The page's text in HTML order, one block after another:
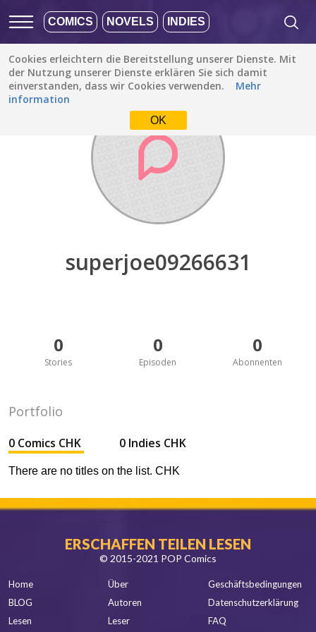
COMICS NOVELS INDIES
Cookies erleichtern die Bereitstellung unserer Dienste. Mit
der Nutzung unserer Dienste erklären Sie sich damit
einverstanden, dass wir Cookies verwenden.
Mehr
information
OK
Entdecken / superjoe09266631
superjoe09266631
0
Stories
0
Episoden
0
Abonnenten
Portfolio
0 Comics CHK 0 Indies CHK
There are no titles on the list. CHK
ERSCHAFFEN TEILEN LESEN
© 2015-2021 POP Comics
Home
BLOG
Lesen
Über
Autoren
Leser
Geschäftsbedingungen
Datenschutzerklärung
FAQ